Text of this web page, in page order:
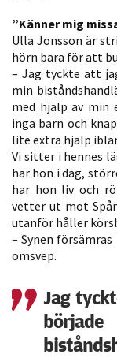
”Känner mig
Ulla Jonsson är
hörn bara för att
– Jag tyckte att
min
med hjälp av min
inga barn och
lite extra hjälp
Vi sitter i hennes
har hon i dag,
har hon liv och
vetter ut mot
utanför håller
– Synen
omsvep.
Jag